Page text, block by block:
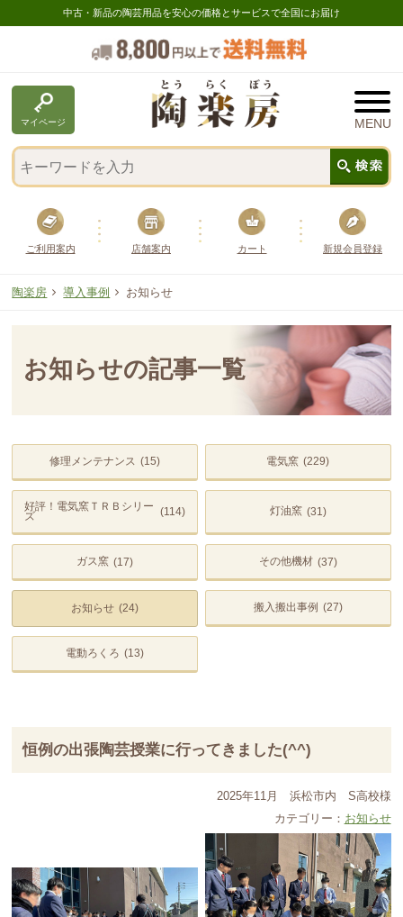
中古・新品の陶芸用品を安心の価格とサービスで全国にお届け
マイページ
ご利用案内 店舗案内 カート 新規会員登録
陶楽房 導入事例 お知らせ
お知らせの記事一覧
修理メンテナンス (15) 電気窯 (229)
好評！電気窯ＴＲＢシリー
ズ (114) 灯油窯 (31)
ガス窯 (17) その他機材 (37)
お知らせ (24) 搬入搬出事例 (27)
電動ろくろ (13)
恒例の出張陶芸授業に行ってきました(^^)
2025年11月 浜松市内 S高校様
カテゴリー： お知らせ